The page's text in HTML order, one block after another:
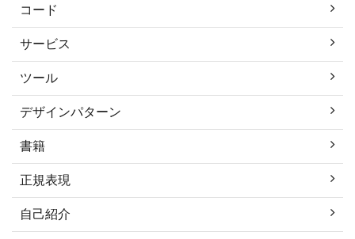
コード
サービス
ツール
デザインパターン
書籍
正規表現
自己紹介